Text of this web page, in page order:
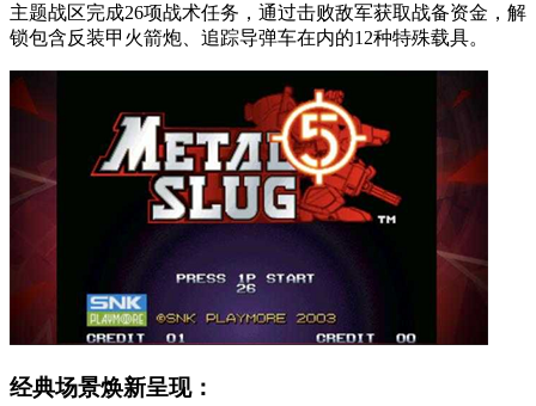
主题战区完成26项战术任务，通过击败敌军获取战备资金，解
锁包含反装甲火箭炮、追踪导弹车在内的12种特殊载具。
经典场景焕新呈现：